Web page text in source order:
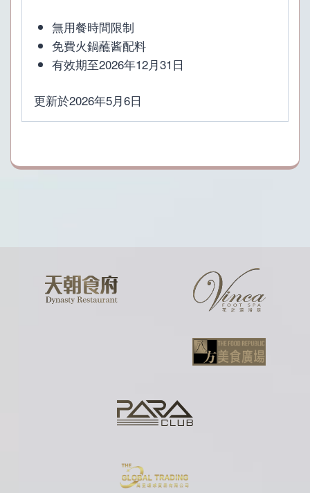
無用餐時間限制
免費火鍋蘸酱配料
有效期至2026年12月31日
更新於2026年5月6日